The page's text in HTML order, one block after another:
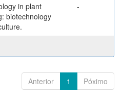
in plant
biotechnology
-
Anterior 1 Póximo